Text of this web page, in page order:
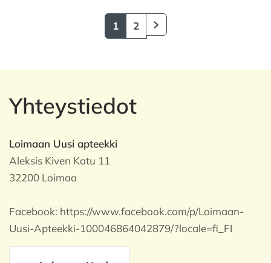
1 2
Yhteystiedot
Loimaan Uusi apteekki
Aleksis Kiven Katu 11
32200 Loimaa
Facebook: https://www.facebook.com/p/Loimaan-
Uusi-Apteekki-100046864042879/?locale=fi_FI